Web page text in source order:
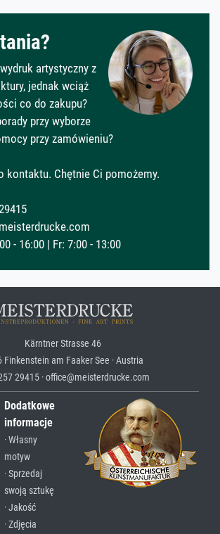
artystyczny z
jednak wciąż
co do zakupu?
przy wyborze
przy zamówieniu?
kontaktu. Chętnie Ci pomożemy.
- 16:00 | Fr: 7:00 - 13:00
Kärntner Strasse 46
Finkenstein am Faaker See · Austria
29415 · office@meisterdrucke.com
Dodatkowe
informacje
· Własny
motyw
· Sprzedaj
swoją sztukę
· Jakość
· Zdjęcia